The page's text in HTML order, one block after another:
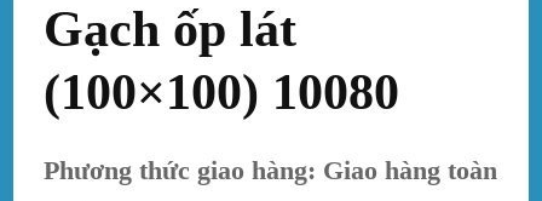
Gạch ốp lát
(100×100) 10080
Phương thức giao hàng: Giao hàng toàn